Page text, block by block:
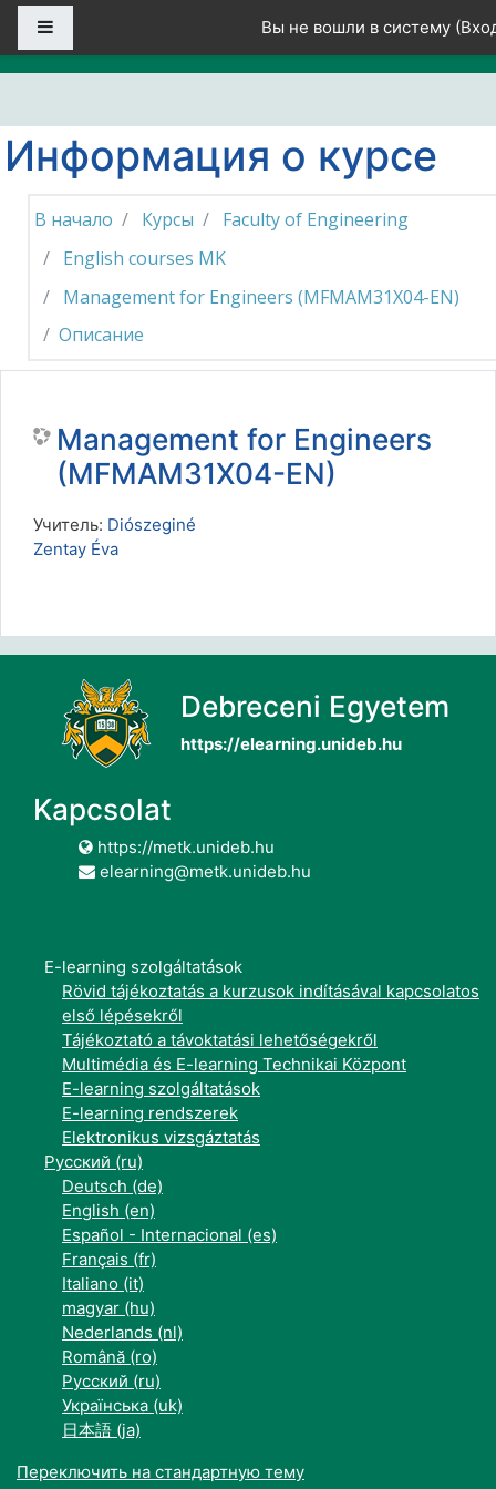
Перейти к основному содержанию
Вы не вошли в систему (
Информация о курсе
В начало Курсы
Faculty of Engineering
English courses MK
Management for Engineers (MFMAM31X04-EN)
Описание
Management for Engineers
(MFMAM31X04-EN)
Учитель: Diószeginé
Zentay Éva
Debreceni Egyetem
https://elearning.unideb.hu
Kapcsolat
https://metk.unideb.hu
elearning@metk.unideb.hu
E-learning szolgáltatások
Rövid tájékoztatás a kurzusok indításával kapcsolatos
első lépésekről
Tájékoztató a távoktatási lehetőségekről
Multimédia és E-learning Technikai Központ
E-learning szolgáltatások
E-learning rendszerek
Elektronikus vizsgáztatás
Русский ‎(ru)‎
Deutsch ‎(de)‎
English ‎(en)‎
Español - Internacional ‎(es)‎
Français ‎(fr)‎
Italiano ‎(it)‎
magyar ‎(hu)‎
Nederlands ‎(nl)‎
Română ‎(ro)‎
Русский ‎(ru)‎
Українська ‎(uk)‎
日本語 ‎(ja)‎
Переключить на стандартную тему